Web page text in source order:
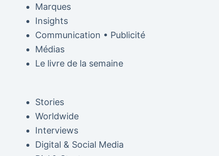
Marques
Insights
Communication • Publicité
Médias
Le livre de la semaine
Stories
Worldwide
Interviews
Digital & Social Media